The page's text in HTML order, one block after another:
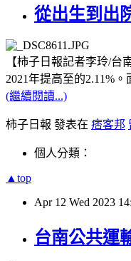
從出生到出
【柿子日報記者李玲/台
2021年提高至的2.11%
(繼續閱讀...)
柿子日報 發表在 痞客邦
個人分類：
▲top
Apr 12 Wed 2023
台南公共運